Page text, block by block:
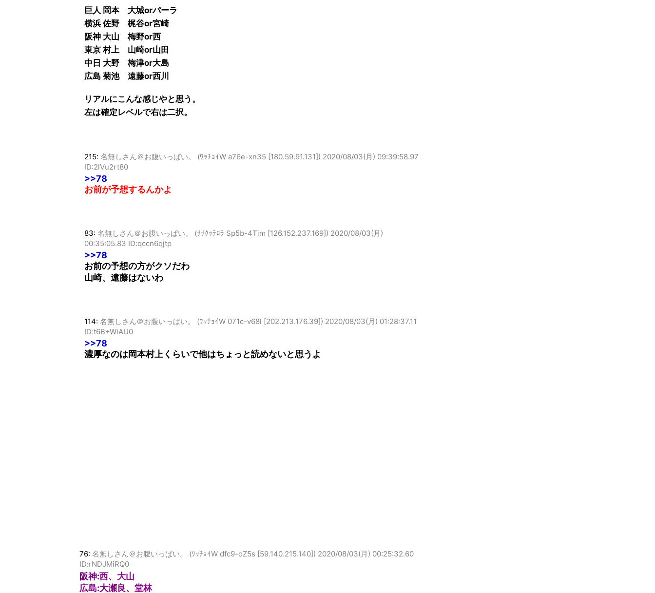
巨人 岡本 大城orパーラ
横浜 佐野 梶谷or宮崎
阪神 大山 梅野or西
東京 村上 山崎or山田
中日 大野 梅津or大島
広島 菊池 遠藤or西川
リアルにこんな感じやと思う。
左は確定レベルで右は二択。
215: 名無しさん＠お腹いっぱい。 (ﾜｯﾁｮｲW a76e-xn35 [180.59.91.131]) 2020/08/03(月) 09:39:58.97
ID:2lVu2rt80
>>78
お前が予想するんかよ
83: 名無しさん＠お腹いっぱい。 (ｻｻｸｯﾃﾛﾗ Sp5b-4Tim [126.152.237.169]) 2020/08/03(月)
00:35:05.83 ID:qccn6qjtp
>>78
お前の予想の方がクソだわ
山崎、遠藤はないわ
114: 名無しさん＠お腹いっぱい。 (ﾜｯﾁｮｲW 071c-v68l [202.213.176.39]) 2020/08/03(月) 01:28:37.11
ID:t6B+WiAU0
>>78
濃厚なのは岡本村上くらいで他はちょっと読めないと思うよ
76: 名無しさん＠お腹いっぱい。 (ﾜｯﾁｮｲW dfc9-oZ5s [59.140.215.140]) 2020/08/03(月) 00:25:32.60
ID:rNDJMiRQ0
阪神:西、大山
広島:大瀬良、堂林